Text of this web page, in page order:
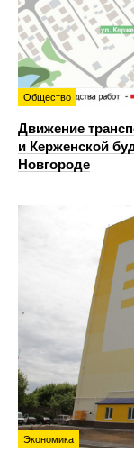
Общество
Движение
и Керженской
Новгороде
Экономика